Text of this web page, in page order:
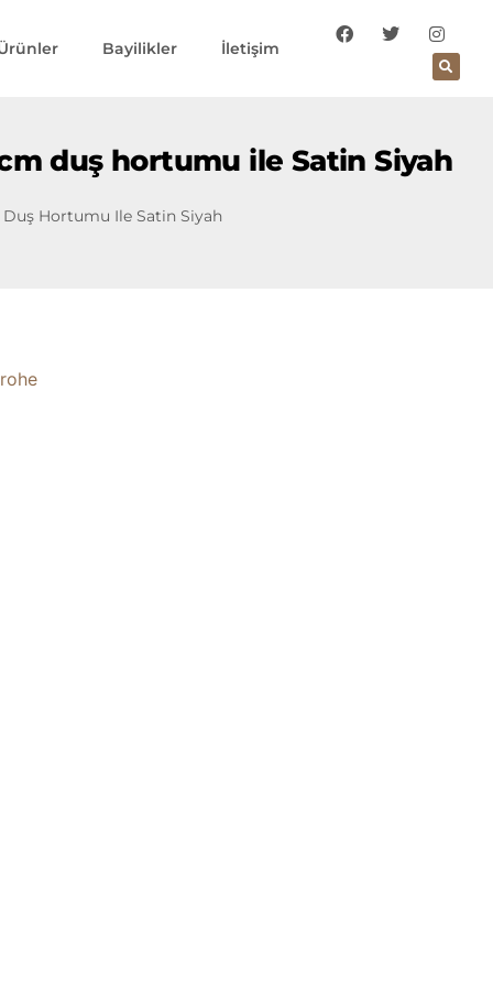
Bayilikler İletişim
duş hortumu ile Satin Siyah
Duş Hortumu Ile Satin Siyah